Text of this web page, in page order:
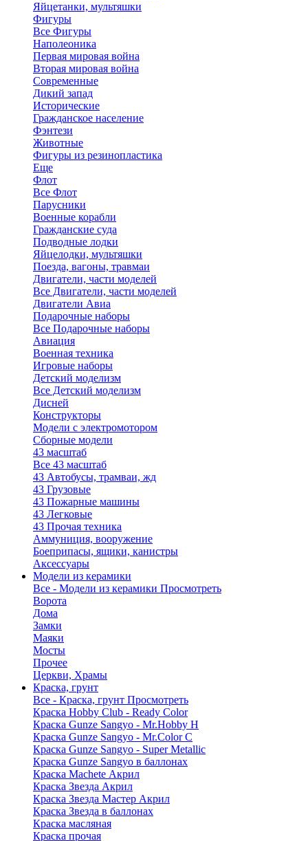
Яйцетанки, мультяшки
Фигуры
Все Фигуры
Наполеоника
Первая мировая война
Вторая мировая война
Современные
Дикий запад
Исторические
Гражданское население
Фэнтези
Животные
Фигуры из резинопластика
Еще
Флот
Все Флот
Парусники
Военные корабли
Гражданские суда
Подводные лодки
Яйцелодки, мультяшки
Поезда, вагоны, травмаи
Двигатели, части моделей
Все Двигатели, части моделей
Двигатели Авиа
Подарочные наборы
Все Подарочные наборы
Авиация
Военная техника
Игровые наборы
Детский моделизм
Все Детский моделизм
Дисней
Конструкторы
Модели с электромотором
Сборные модели
43 масштаб
Все 43 масштаб
43 Автобусы, трамваи, жд
43 Грузовые
43 Пожарные машины
43 Легковые
43 Прочая техника
Аммуниция, вооружение
Боеприпасы, ящики, канистры
Аксессуары
Модели из керамики
Все - Модели из керамики Просмотреть
Ворота
Дома
Замки
Маяки
Мосты
Прочее
Церкви, Храмы
Краска, грунт
Все - Краска, грунт Просмотреть
Краска Hobby Club - Ready Color
Краска Gunze Sangyo - Mr.Hobby H
Краска Gunze Sangyo - Mr.Color C
Краска Gunze Sangyo - Super Metallic
Краска Gunze Sangyo в баллонах
Краска Machete Акрил
Краска Звезда Акрил
Краска Звезда Мастер Акрил
Краска Звезда в баллонах
Краска масляная
Краска прочая